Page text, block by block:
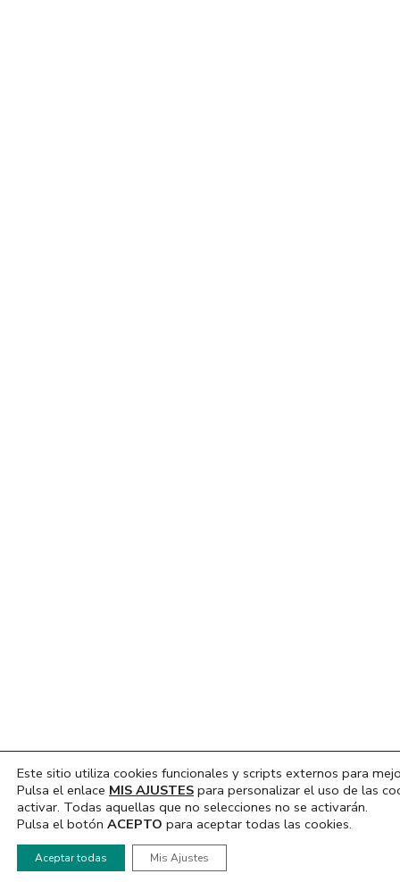
Este sitio utiliza cookies funcionales y scripts externos para
Pulsa el enlace MIS AJUSTES para personalizar el uso de las
activar. Todas aquellas que no selecciones no se activarán.
Pulsa el botón ACEPTO para aceptar todas las cookies.
Aceptar todas Mis Ajustes
Hola, ¿En que podemos ayudarte?